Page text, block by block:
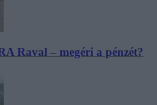
Raval – megéri a pénzét?